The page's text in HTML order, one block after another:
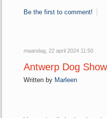
Be the first to comment!
maandag, 22 april 2024 11:50
Antwerp Dog
Written by Marleen